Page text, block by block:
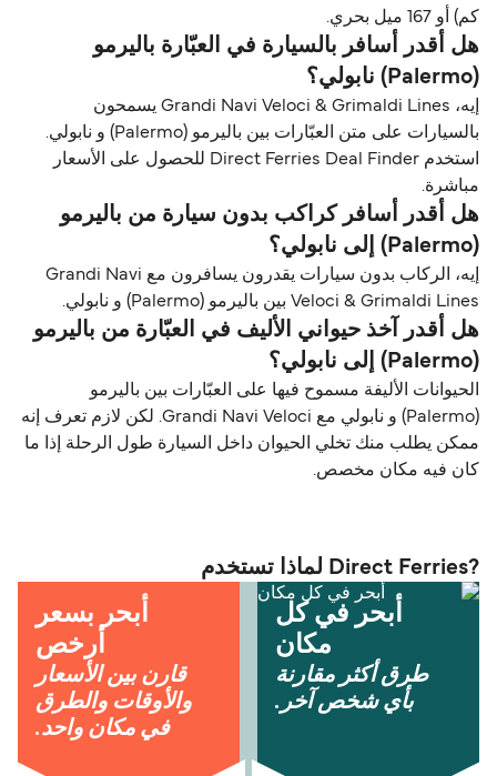
كم) أو 167 ميل بحري.
هل أقدر أسافر بالسيارة في العبّارة باليرمو
(Palermo) نابولي؟
إيه، Grandi Navi Veloci & Grimaldi Lines يسمحون
بالسيارات على متن العبّارات بين باليرمو (Palermo) و نابولي.
استخدم Direct Ferries Deal Finder للحصول على الأسعار
مباشرة.
هل أقدر أسافر كراكب بدون سيارة من باليرمو
(Palermo) إلى نابولي؟
إيه، الركاب بدون سيارات يقدرون يسافرون مع Grandi Navi
Veloci & Grimaldi Lines بين باليرمو (Palermo) و نابولي.
هل أقدر آخذ حيواني الأليف في العبّارة من باليرمو
(Palermo) إلى نابولي؟
الحيوانات الأليفة مسموح فيها على العبّارات بين باليرمو
(Palermo) و نابولي مع Grandi Navi Veloci. لكن لازم تعرف إنه
ممكن يطلب منك تخلي الحيوان داخل السيارة طول الرحلة إذا ما
كان فيه مكان مخصص.
?Direct Ferries لماذا تستخدم
أبحر في كل
مكان
طرق أكثر مقارنة
بأي شخص آخر.
أبحر بسعر
أرخص
قارن بين الأسعار
والأوقات والطرق
في مكان واحد.